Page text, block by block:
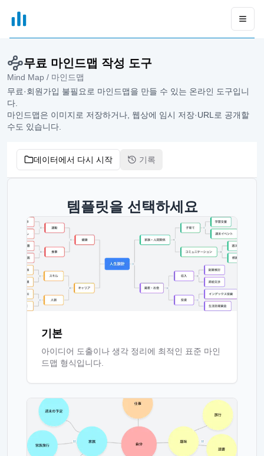
xGrapher
무료 마인드맵 작성 도구
Mind Map / 마인드맵
무료·회원가입 불필요로 마인드맵을 만들 수 있는 온라인 도구입니
다.
마인드맵은 이미지로 저장하거나, 웹상에 임시 저장·URL로 공개할
수도 있습니다.
데이터에서 다시 시작 기록
템플릿을 선택하세요
기본
아이디어 도출이나 생각 정리에 최적인 표준 마인
드맵 형식입니다.